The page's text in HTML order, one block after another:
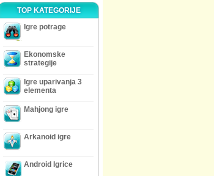
TOP KATEGORIJE
Igre potrage
Ekonomske
strategije
Igre uparivanja 3
elementa
Mahjong igre
Arkanoid igre
Android Igrice